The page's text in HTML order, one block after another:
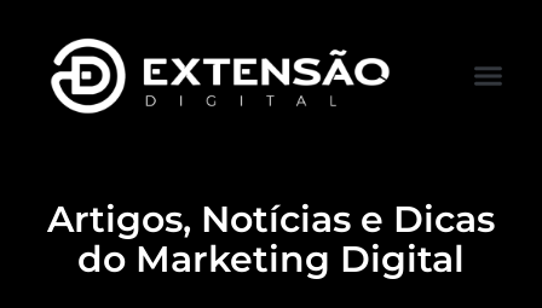
Artigos, Notícias e Dicas
do Marketing Digital